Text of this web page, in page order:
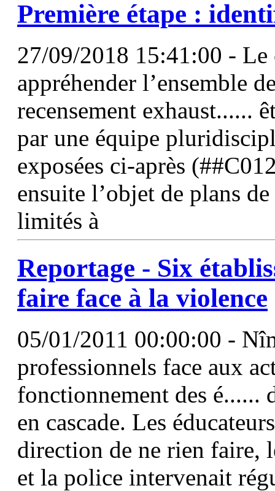
Première étape :
27/09/2018 15:41:00 - Le
appréhender l’ensemble
recensement exhaust......
par une équipe
exposées ci-après
ensuite l’objet de plans
limités à
Reportage - Six
faire face à la violence
05/01/2011 00:00:00 -
professionnels face aux
fonctionnement des é......
en cascade. Les
direction de ne rien faire,
et la police intervenait